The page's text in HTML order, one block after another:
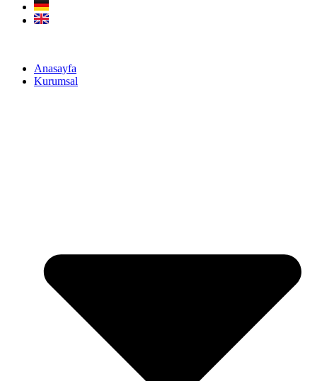
Anasayfa
Kurumsal